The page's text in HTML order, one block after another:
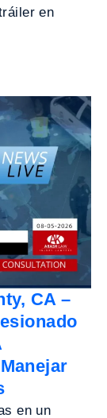
en
CA –
en un